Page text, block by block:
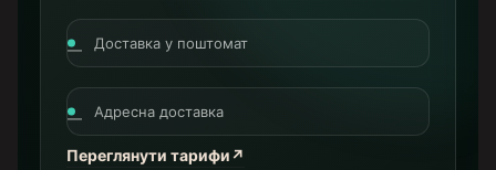
Доставка у поштомат
Адресна доставка
Переглянути тарифи↗